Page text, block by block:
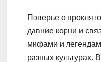
Поверье о
давние корни и
мифами и
разных культурах.